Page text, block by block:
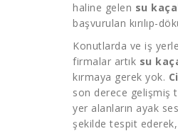
haline gelen su
başvurulan kırılıp-
Konutlarda ve iş
firmalar artık su
kırmaya gerek yok.
son derece gelişmiş
yer alanların ayak
şekilde tespit